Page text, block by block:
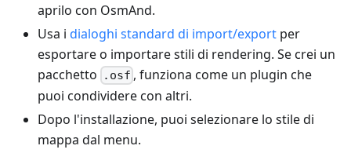
aprilo con OsmAnd.
Usa i dialoghi standard di import/export per
esportare o importare stili di rendering. Se crei un
pacchetto
.osf , funziona come un plugin che
puoi condividere con altri.
Dopo l'installazione, puoi selezionare lo stile di
mappa dal menu.